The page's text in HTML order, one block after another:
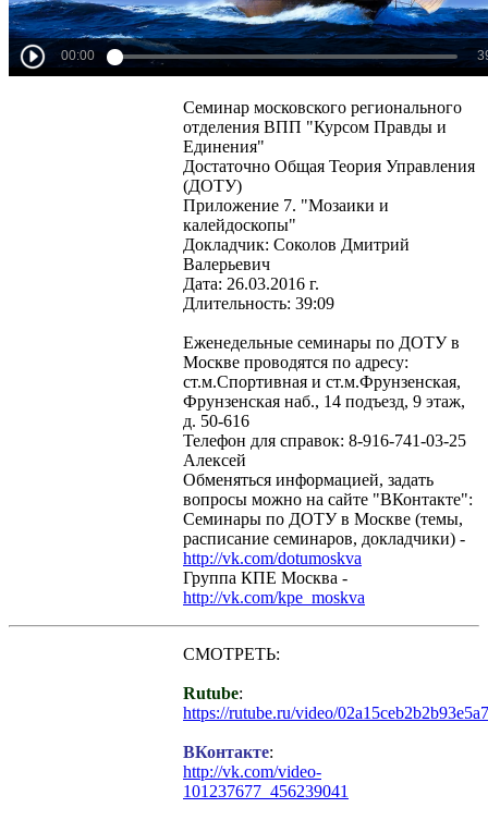
Семинар московского регионального
отделения ВПП "Курсом Правды и
Единения"
Достаточно Общая Теория Управления
(ДОТУ)
Приложение 7. "Мозаики и
калейдоскопы"
Докладчик: Соколов Дмитрий
Валерьевич
Дата: 26.03.2016 г.
Длительность: 39:09
Еженедельные семинары по ДОТУ в
Москве проводятся по адресу:
ст.м.Спортивная и ст.м.Фрунзенская,
Фрунзенская наб., 14 подъезд, 9 этаж,
д. 50-616
Телефон для справок: 8-916-741-03-25
Алексей
Обменяться информацией, задать
вопросы можно на сайте "ВКонтакте":
Семинары по ДОТУ в Москве (темы,
расписание семинаров, докладчики) -
http://vk.com/dotumoskva
Группа КПЕ Москва -
http://vk.com/kpe_moskva
СМОТРЕТЬ:
Rutube:
https://rutube.ru/video/
ВКонтакте:
http://vk.com/video-
101237677_456239041